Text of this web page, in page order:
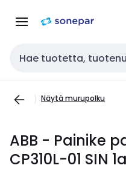
navigointiinsisältöön
Haku
Näytä murupolku
ABB - Painike
CP310L-01 SIN 1a